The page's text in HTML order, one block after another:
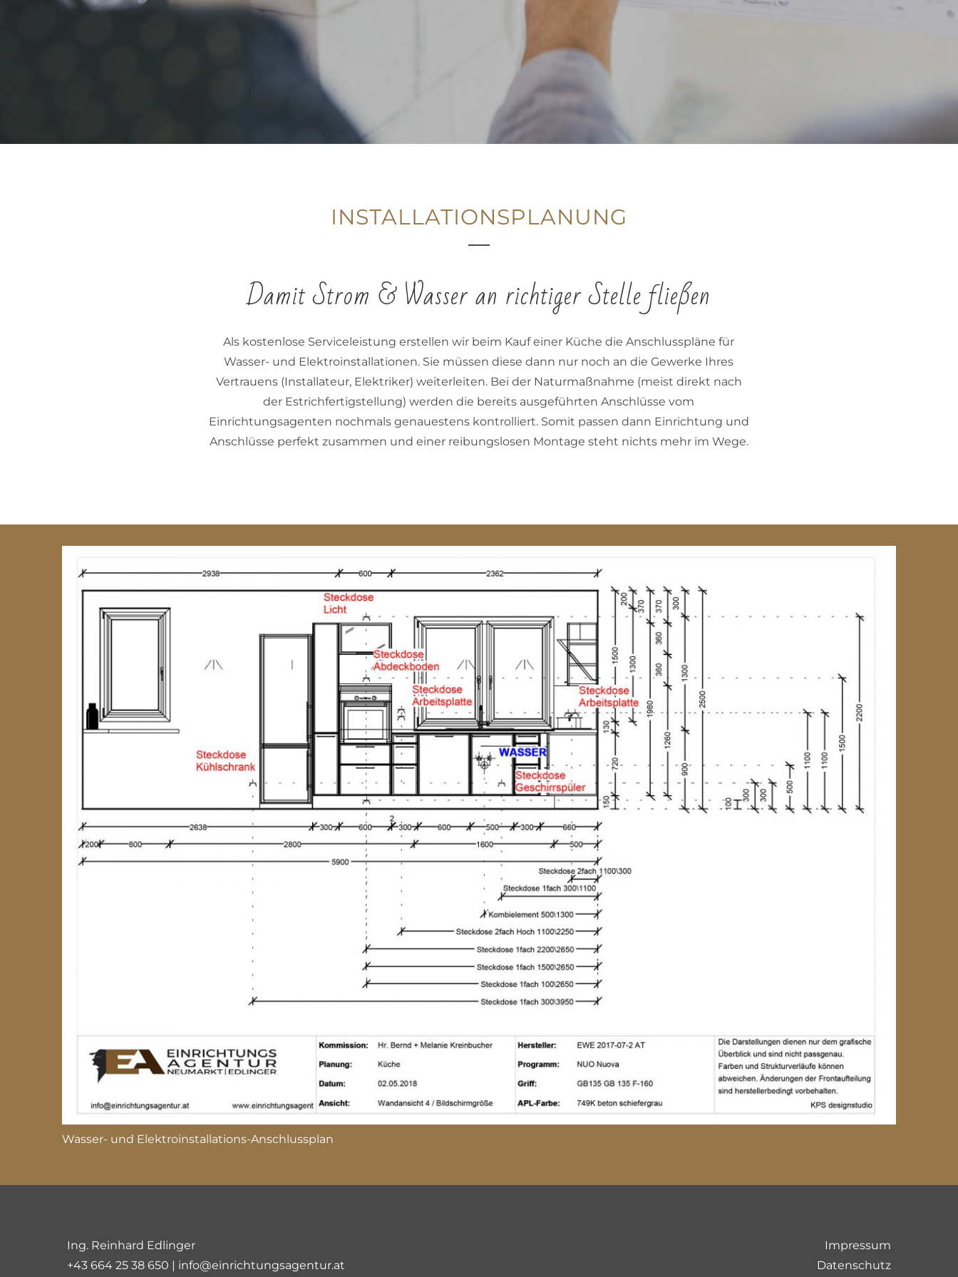
INSTALLATIONSPLANUNG
Damit Strom & Wasser an richtiger Stelle fließen
Als kostenlose Serviceleistung erstellen wir beim Kauf einer Küche die Anschlusspläne für
Wasser- und Elektroinstallationen. Sie müssen diese dann nur noch an die Gewerke Ihres
Vertrauens (Installateur, Elektriker) weiterleiten. Bei der Naturmaßnahme (meist direkt nach
der Estrichfertigstellung) werden die bereits ausgeführten Anschlüsse vom
Einrichtungsagenten nochmals genauestens kontrolliert. Somit passen dann Einrichtung und
Anschlüsse perfekt zusammen und einer reibungslosen Montage steht nichts mehr im Wege.
Wasser- und Elektroinstallations-Anschlussplan
Ing. Reinhard Edlinger
+43 664 25 38 650 | info@einrichtungsagentur.at
Impressum
Datenschutz